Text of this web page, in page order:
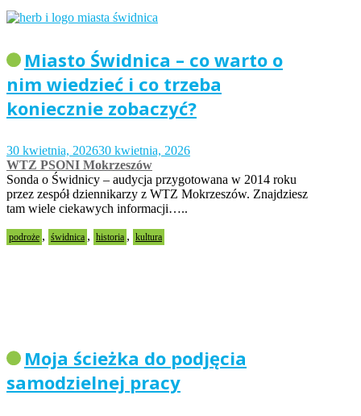
Miasto Świdnica – co warto o
nim wiedzieć i co trzeba
koniecznie zobaczyć?
30 kwietnia, 202630 kwietnia, 2026
WTZ PSONI Mokrzeszów
Sonda o Świdnicy – audycja przygotowana w 2014 roku
przez zespół dziennikarzy z WTZ Mokrzeszów. Znajdziesz
tam wiele ciekawych informacji…..
podroże , świdnica , historia , kultura
Moja ścieżka do podjęcia
samodzielnej pracy